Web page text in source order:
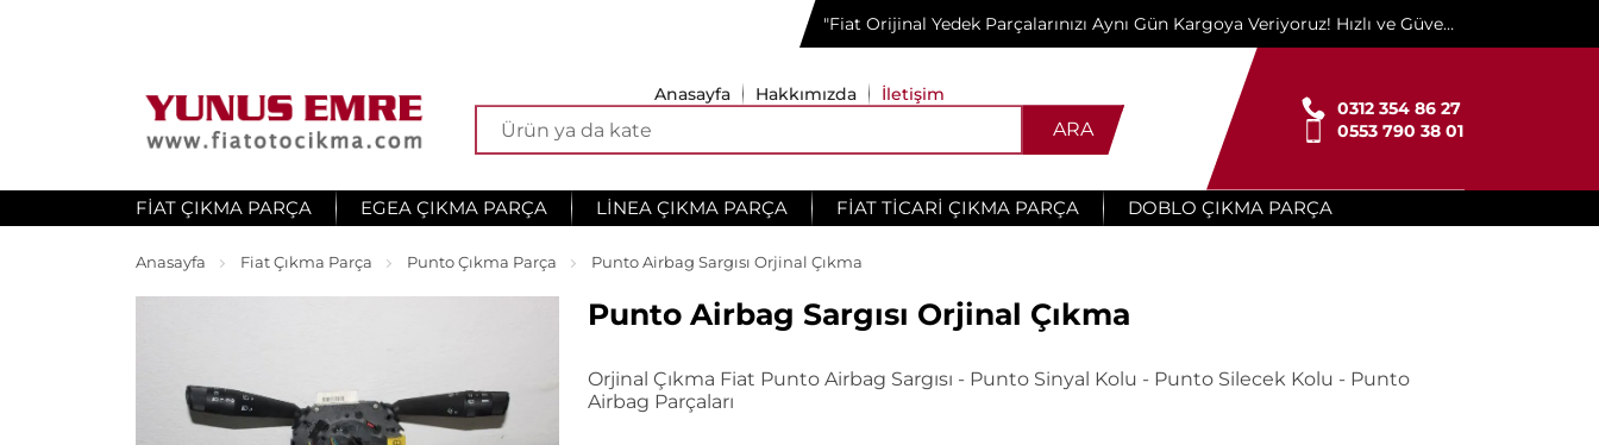
"Fiat Orijinal Yedek Parçalarınızı Aynı Gün Kargoya Veriyoruz! Hızlı ve Güvenli
Teslimat İçin Buradayız!"
Anasayfa Hakkımızda İletişim
ARA
0312 354 86 27
0553 790 38 01
FIAT ÇIKMA PARÇA EGEA ÇIKMA PARÇA LINEA ÇIKMA PARÇA FIAT TICARI ÇIKMA PARÇA DOBLO ÇIKMA PARÇA
Anasayfa Fiat Çıkma Parça Punto Çıkma Parça Punto Airbag Sargısı Orjinal Çıkma
Punto Airbag Sargısı Orjinal Çıkma
Orjinal Çıkma Fiat Punto Airbag Sargısı - Punto Sinyal Kolu - Punto Silecek Kolu - Punto
Airbag Parçaları